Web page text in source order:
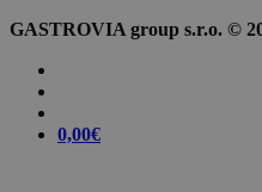
GASTROVIA group s.r.o. ©
0,00€